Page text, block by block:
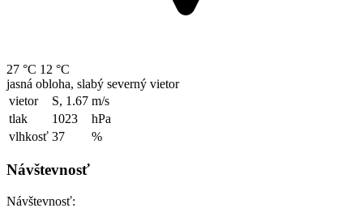
27 °C 12 °C
jasná obloha, slabý severný vietor
vietor
S, 1.67 m/s
tlak
1023
hPa
vlhkosť 37 %
Návštevnosť
Návštevnosť: